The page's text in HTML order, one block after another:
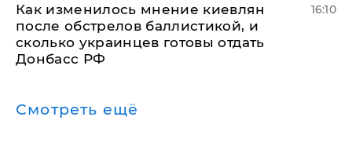
Как изменилось мнение киевлян
после обстрелов баллистикой, и
сколько украинцев готовы отдать
Донбасс РФ
16:10
Смотреть ещё